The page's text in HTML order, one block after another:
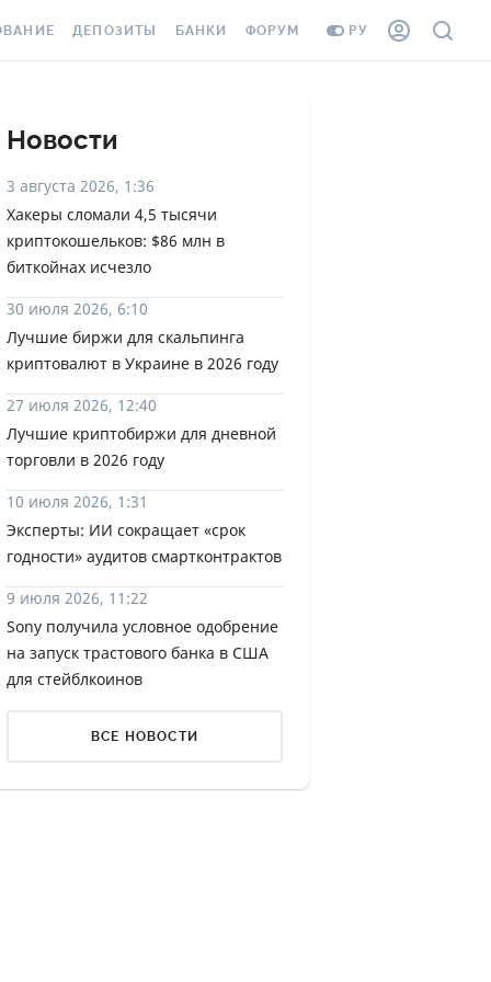
РУ
ЖИЛЬЯ ОТ
ШАХЕДОВ
ЗАГРАНИЦУ
СОТРУДНИКОВ
ОТ
ПО
ПОЛИСЫ
КОМПАНИИ
О СТРАХОВЫХ
И ОПЛАТА
ДЕПОЗИТЫ
БОНУС К ДЕПОЗИТАМ
УСЛОВИЯ АКЦИИ
ВОПРОСЫ И ОТВЕТЫ
ДЕПОЗИТНЫЙ КАЛЬКУЛЯТОР
ПУТЕВОДИТЕЛИ ПО
СБЕРЕЖЕНИЯМ
БАНКИ
ОТЗЫВЫ ОБ МФО
ФОРУМ
Новости
3 августа 2026, 1:36
Хакеры сломали 4,5 тысячи
криптокошельков: $86 млн в
биткойнах исчезло
30 июля 2026, 6:10
Лучшие биржи для скальпинга
криптовалют в Украине в 2026 году
27 июля 2026, 12:40
Лучшие криптобиржи для дневной
торговли в 2026 году
10 июля 2026, 1:31
Эксперты: ИИ сокращает «срок
годности» аудитов смартконтрактов
9 июля 2026, 11:22
Sony получила условное одобрение
на запуск трастового банка в США
для стейблкоинов
ВСЕ НОВОСТИ